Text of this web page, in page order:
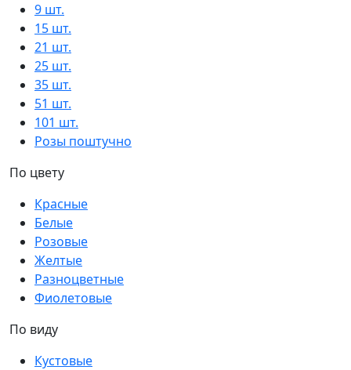
9 шт.
15 шт.
21 шт.
25 шт.
35 шт.
51 шт.
101 шт.
Розы поштучно
По цвету
Красные
Белые
Розовые
Желтые
Разноцветные
Фиолетовые
По виду
Кустовые